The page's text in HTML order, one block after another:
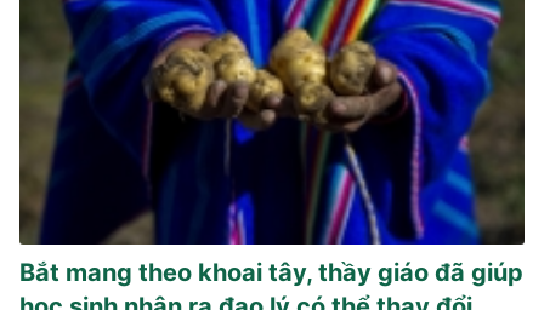
Bắt mang theo khoai tây, thầy giáo đã giúp